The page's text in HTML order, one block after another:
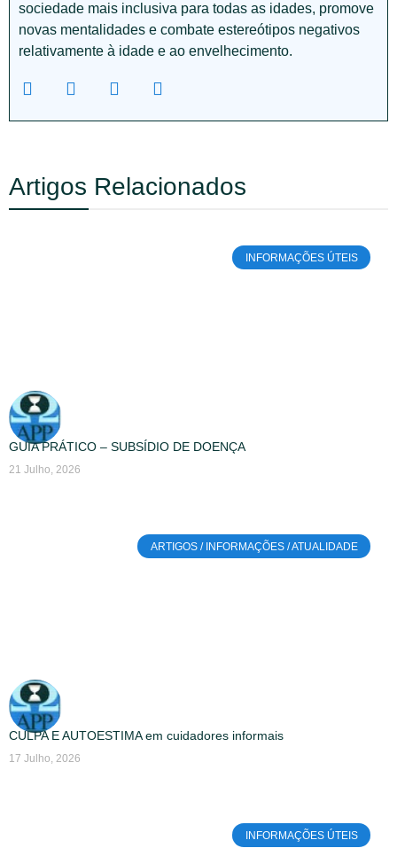
sociedade mais inclusiva para todas as idades, promove
novas mentalidades e combate estereótipos negativos
relativamente à idade e ao envelhecimento.
Artigos Relacionados
INFORMAÇÕES ÚTEIS
GUIA PRÁTICO – SUBSÍDIO DE DOENÇA
21 Julho, 2026
ARTIGOS / INFORMAÇÕES / ATUALIDADE
CULPA E AUTOESTIMA em cuidadores informais
17 Julho, 2026
INFORMAÇÕES ÚTEIS